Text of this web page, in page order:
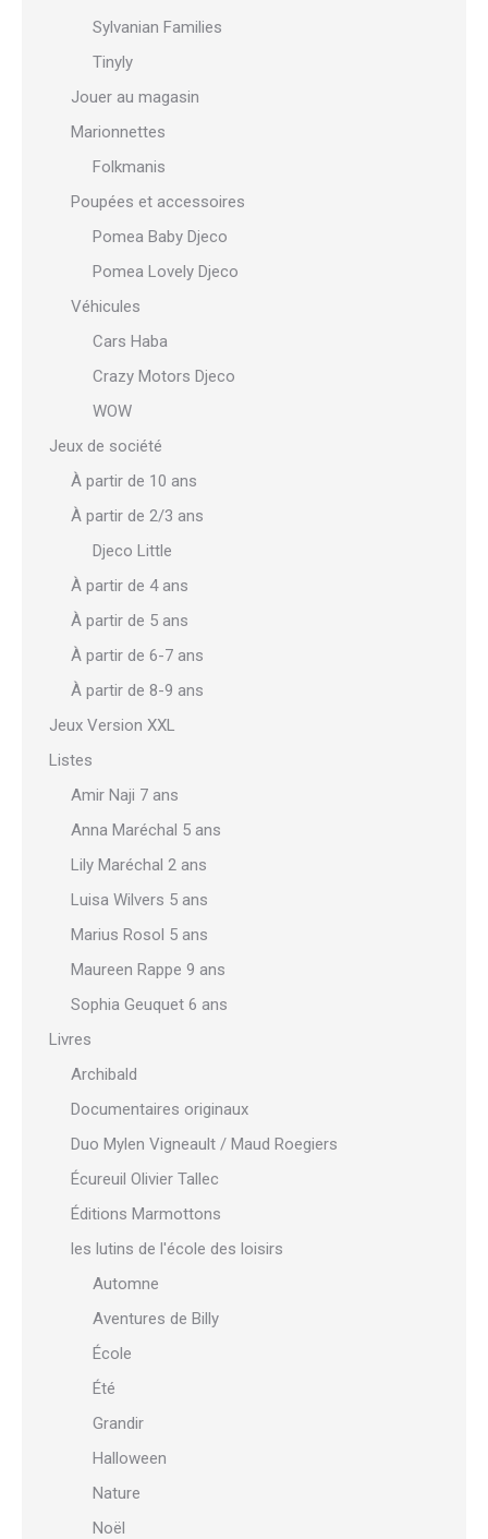
Sylvanian Families
Tinyly
Jouer au magasin
Marionnettes
Folkmanis
Poupées et accessoires
Pomea Baby Djeco
Pomea Lovely Djeco
Véhicules
Cars Haba
Crazy Motors Djeco
WOW
Jeux de société
À partir de 10 ans
À partir de 2/3 ans
Djeco Little
À partir de 4 ans
À partir de 5 ans
À partir de 6-7 ans
À partir de 8-9 ans
Jeux Version XXL
Listes
Amir Naji 7 ans
Anna Maréchal 5 ans
Lily Maréchal 2 ans
Luisa Wilvers 5 ans
Marius Rosol 5 ans
Maureen Rappe 9 ans
Sophia Geuquet 6 ans
Livres
Archibald
Documentaires originaux
Duo Mylen Vigneault / Maud Roegiers
Écureuil Olivier Tallec
Éditions Marmottons
les lutins de l'école des loisirs
Automne
Aventures de Billy
École
Été
Grandir
Halloween
Nature
Noël